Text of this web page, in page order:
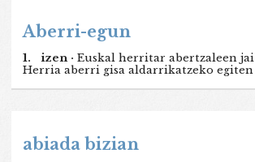
Aberri-egun
1. izen · Euskal herritar abertzaleen jai
Herria aberri gisa aldarrikatzeko egiten
abiada bizian